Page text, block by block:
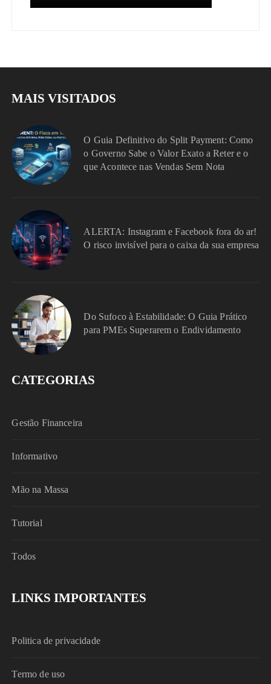
MAIS VISITADOS
O Guia Definitivo do Split Payment: Como
o Governo Sabe o Valor Exato a Reter e o
que Acontece nas Vendas Sem Nota
ALERTA: Instagram e Facebook fora do ar!
O risco invisível para o caixa da sua empresa
Do Sufoco à Estabilidade: O Guia Prático
para PMEs Superarem o Endividamento
CATEGORIAS
Gestão Financeira
Informativo
Mão na Massa
Tutorial
Todos
LINKS IMPORTANTES
Politica de privacidade
Termo de uso